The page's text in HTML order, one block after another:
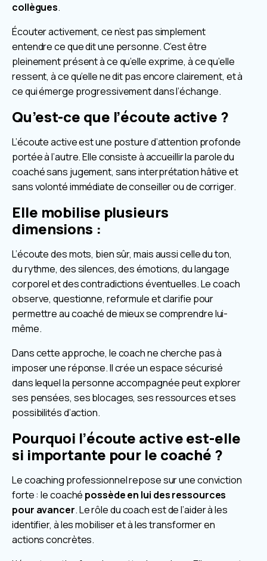
collègues.
Écouter activement, ce n’est pas simplement
entendre ce que dit une personne. C’est être
pleinement présent à ce qu’elle exprime, à ce qu’elle
ressent, à ce qu’elle ne dit pas encore clairement, et à
ce qui émerge progressivement dans l’échange.
Qu’est-ce que l’écoute active ?
L’écoute active est une posture d’attention profonde
portée à l’autre. Elle consiste à accueillir la parole du
coaché sans jugement, sans interprétation hâtive et
sans volonté immédiate de conseiller ou de corriger.
Elle mobilise plusieurs
dimensions :
L’écoute des mots, bien sûr, mais aussi celle du ton,
du rythme, des silences, des émotions, du langage
corporel et des contradictions éventuelles. Le coach
observe, questionne, reformule et clarifie pour
permettre au coaché de mieux se comprendre lui-
même.
Dans cette approche, le coach ne cherche pas à
imposer une réponse. Il crée un espace sécurisé
dans lequel la personne accompagnée peut explorer
ses pensées, ses blocages, ses ressources et ses
possibilités d’action.
Pourquoi l’écoute active est-elle
si importante pour le coaché ?
Le coaching professionnel repose sur une conviction
forte : le coaché possède en lui des ressources
pour avancer. Le rôle du coach est de l’aider à les
identifier, à les mobiliser et à les transformer en
actions concrètes.